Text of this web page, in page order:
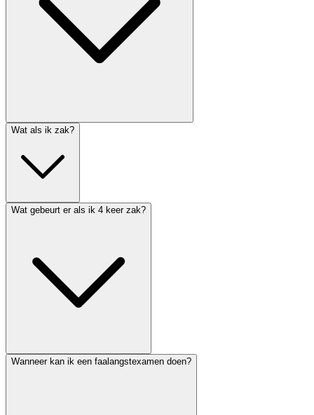
Wat als ik zak?
Wat gebeurt er als ik 4 keer zak?
Wanneer kan ik een faalangstexamen doen?